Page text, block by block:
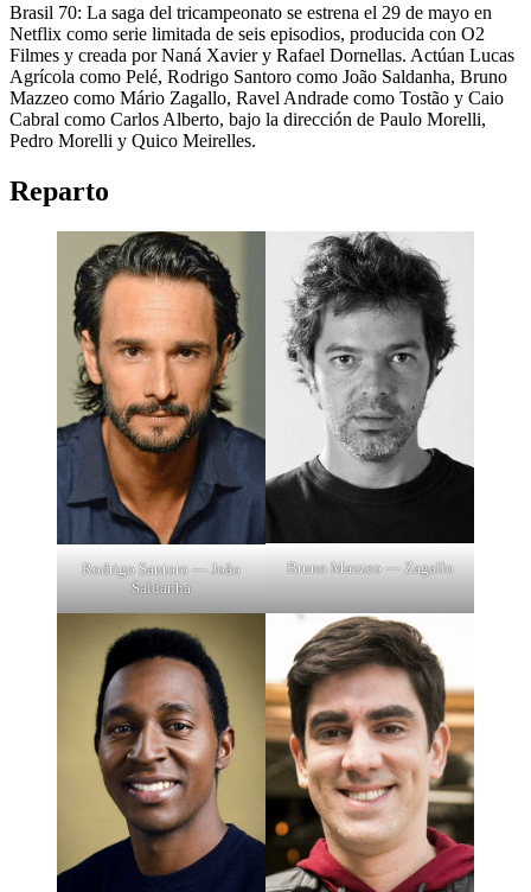
Brasil 70: La saga del tricampeonato se estrena el 29 de mayo en
Netflix como serie limitada de seis episodios, producida con O2
Filmes y creada por Naná Xavier y Rafael Dornellas. Actúan Lucas
Agrícola como Pelé, Rodrigo Santoro como João Saldanha, Bruno
Mazzeo como Mário Zagallo, Ravel Andrade como Tostão y Caio
Cabral como Carlos Alberto, bajo la dirección de Paulo Morelli,
Pedro Morelli y Quico Meirelles.
Reparto
Rodrigo Santoro — João
Saldanha
Bruno Mazzeo — Zagallo